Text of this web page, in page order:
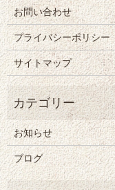
お問い合わせ
プライバシーポリシー
サイトマップ
お知らせ
ブログ